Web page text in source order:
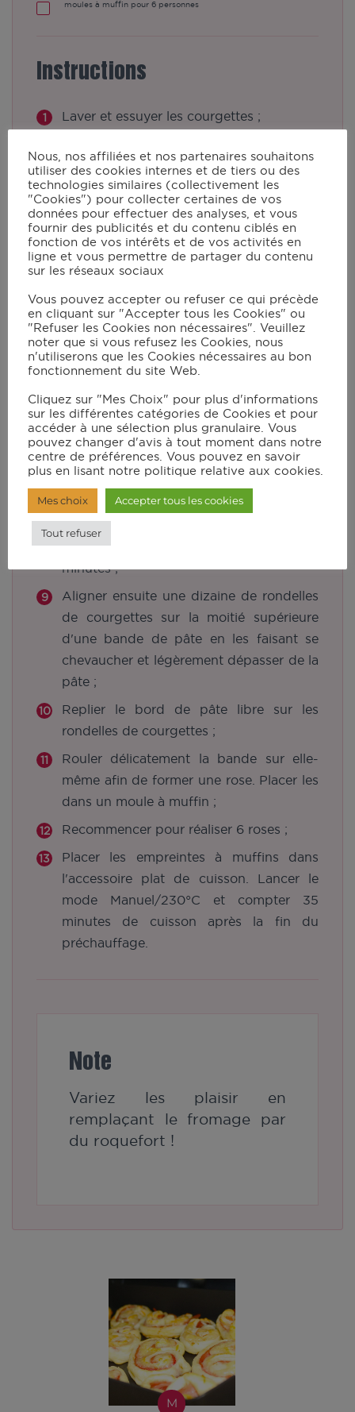
moules à muffin pour 6 personnes
Instructions
Laver et essuyer les courgettes ;
ou dans un robot ;
Allumer le grill en mode Manuel/230°C.
Quand la fin du préchauffage retentit,
disposer les rondelles de courgettes sur
les plaques du grill et laisser cuire 2
minutes ;
Réserver les courgettes afin qu'elles
refroidissent ;
Pendant ce temps, dérouler la pâte
feuilleté et l'étalier légèrement pour
qu'elle soit bien fine ;
Etaler généreusement le fromage
mélangé avec la crème sur toute la
surface ;
Découper 6 bandes de pâtes
horizontales ;
Placer la pâte au réfrigérateur quelques
minutes ;
Aligner ensuite une dizaine de rondelles
de courgettes sur la moitié supérieure
d'une bande de pâte en les faisant se
chevaucher et légèrement dépasser de la
pâte ;
Replier le bord de pâte libre sur les
rondelles de courgettes ;
Rouler délicatement la bande sur elle-
même afin de former une rose. Placer les
dans un moule à muffin ;
Recommencer pour réaliser 6 roses ;
Placer les empreintes à muffins dans
l'accessoire plat de cuisson. Lancer le
mode Manuel/230°C et compter 35
minutes de cuisson après la fin du
préchauffage.
Note
Variez les plaisir en
remplaçant le fromage par
du roquefort !
M
Nous, nos affiliées et nos partenaires souhaitons
utiliser des cookies internes et de tiers ou des
technologies similaires (collectivement les
"Cookies") pour collecter certaines de vos
données pour effectuer des analyses, et vous
fournir des publicités et du contenu ciblés en
fonction de vos intérêts et de vos activités en
ligne et vous permettre de partager du contenu
sur les réseaux sociaux
Vous pouvez accepter ou refuser ce qui précède
en cliquant sur "Accepter tous les Cookies" ou
"Refuser les Cookies non nécessaires". Veuillez
noter que si vous refusez les Cookies, nous
n'utiliserons que les Cookies nécessaires au bon
fonctionnement du site Web.
Cliquez sur "Mes Choix" pour plus d'informations
sur les différentes catégories de Cookies et pour
accéder à une sélection plus granulaire. Vous
pouvez changer d'avis à tout moment dans notre
centre de préférences. Vous pouvez en savoir
plus en lisant notre politique relative aux cookies.
Mes choix Accepter tous les cookies
Tout refuser